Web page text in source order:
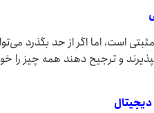
است، اما اگر از حد بگذرد
و ترجیح دهند همه چیز را
دیجیتال